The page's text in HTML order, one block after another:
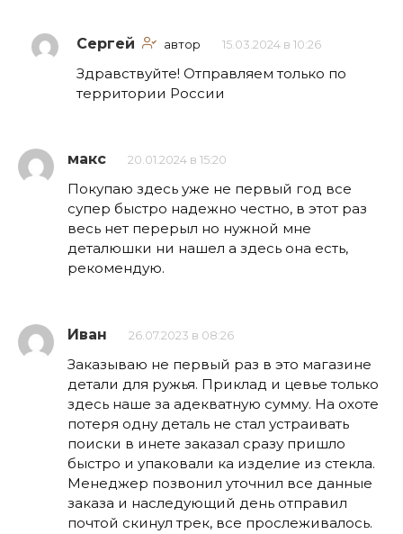
Сергей автор 15.03.2024 в 10:26
Здравствуйте! Отправляем только по
территории России
макс 20.01.2024 в 15:20
Покупаю здесь уже не первый год все
супер быстро надежно честно, в этот раз
весь нет перерыл но нужной мне
деталюшки ни нашел а здесь она есть,
рекомендую.
Иван 26.07.2023 в 08:26
Заказываю не первый раз в это магазине
детали для ружья. Приклад и цевье только
здесь наше за адекватную сумму. На охоте
потеря одну деталь не стал устраивать
поиски в инете заказал сразу пришло
быстро и упаковали ка изделие из стекла.
Менеджер позвонил уточнил все данные
заказа и наследующий день отправил
почтой скинул трек, все прослеживалось.